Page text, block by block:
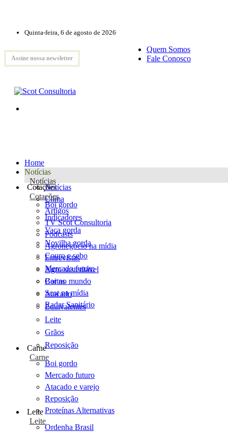
Quinta-feira, 6 de agosto de 2026
Assine nossa newsletter
Quem Somos
Fale Conosco
Home
Notícias
Notícias
Notícias
Clima
Artigos
TV Scot Consultoria
Podcasts
Agronegócio na mídia
Entrevistas
Agro sustentável
Cartas
Scot na mídia
Radar Sanitário
Cotações
Cotações
Boi gordo
Indicadores
Vaca gorda
Novilha gorda
Couro e sebo
Mercado futuro
Boi no mundo
Atacado
Equivalentes
Leite
Grãos
Reposição
Carne
Carne
Boi gordo
Mercado futuro
Atacado e varejo
Reposição
Proteínas Alternativas
Leite
Leite
Ordenha Brasil